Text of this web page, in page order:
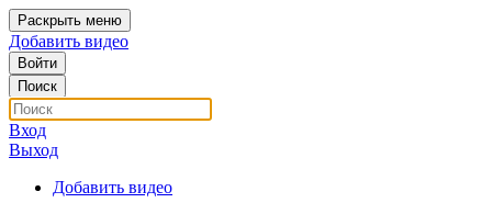
Раскрыть меню
Добавить видео
Войти
Поиск
Вход
Выход
Добавить видео